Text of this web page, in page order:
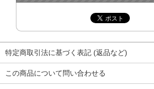
特定商取引法に基づく表記 (返品など)
この商品について問い合わせる